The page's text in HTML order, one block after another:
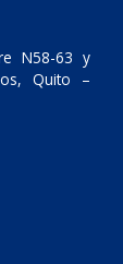
N58-63 y
Quito –